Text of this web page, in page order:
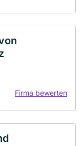
Firma bewerten